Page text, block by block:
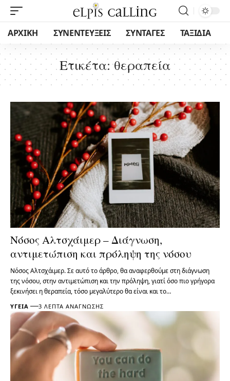
ΑΡΧΙΚΗ ΣΥΝΕΝΤΕΥΞΕΙΣ ΣΥΝΤΑΓΕΣ ΤΑΞΙΔΙΑ
Ετικέτα:θεραπεία
Νόσος Αλτσχάιμερ – Διάγνωση,
αντιμετώπιση και πρόληψη της νόσου
Νόσος Αλτσχάιμερ. Σε αυτό το άρθρο, θα αναφερθούμε στη διάγνωση
της νόσου, στην αντιμετώπιση και την πρόληψη, γιατί όσο πιο γρήγορα
ξεκινήσει η θεραπεία, τόσο μεγαλύτερο θα είναι και το…
ΥΓΕΊΑ 3 ΛΕΠΤΆ ΑΝΆΓΝΩΣΗΣ